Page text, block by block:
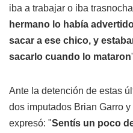
iba a trabajar o iba
hermano lo había
sacar a ese chico, y
sacarlo cuando lo mataron
Ante la detención de estas
dos imputados Brian Garro
expresó: "Sentís un poco